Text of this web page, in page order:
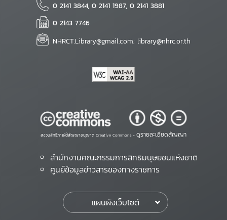
0 2141 3844, 0 2141 1987, 0 2141 3881
0 2143 7746
NHRCT.Library@gmail.com; library@nhrc.or.th
สงวนสิทธิ์ภายใต้สัญญาอนุญาต Creative Commons • ดูรายละเอียดสัญญา
สำนักงานคณะกรรมการสิทธิมนุษยชนแห่งชาติ
ศูนย์ข้อมูลข่าวสารของทางราชการ
แผนผังเว็บไซต์